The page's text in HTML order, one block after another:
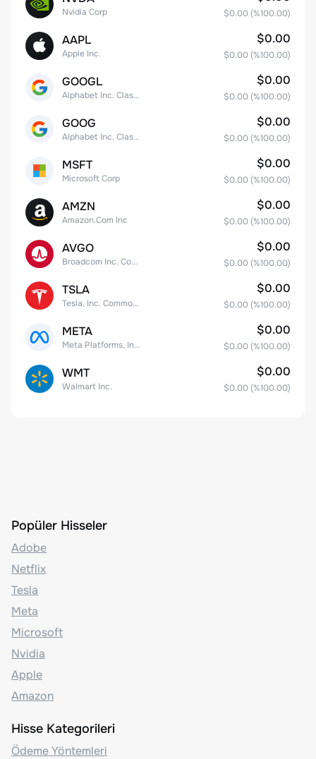
Nvidia Corp $0.00 (%100.00)
AAPL
Apple Inc.
$0.00
$0.00 (%100.00)
GOOGL
Alphabet Inc. Class A Common Stock
$0.00
$0.00 (%100.00)
GOOG
Alphabet Inc. Class C Capital Stock
$0.00
$0.00 (%100.00)
MSFT
Microsoft Corp
$0.00
$0.00 (%100.00)
AMZN
Amazon.Com Inc
$0.00
$0.00 (%100.00)
AVGO
Broadcom Inc. Common Stock
$0.00
$0.00 (%100.00)
TSLA
Tesla, Inc. Common Stock
$0.00
$0.00 (%100.00)
META
Meta Platforms, Inc. Class A Common Stock
$0.00
$0.00 (%100.00)
WMT
Walmart Inc.
$0.00
$0.00 (%100.00)
Popüler Hisseler
Adobe
Netflix
Tesla
Meta
Microsoft
Nvidia
Apple
Amazon
Hisse Kategorileri
Ödeme Yöntemleri